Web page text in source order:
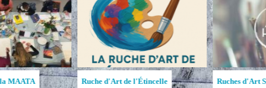
MAATA Ruche d'Art de l'Étincelle Ruches d'Art